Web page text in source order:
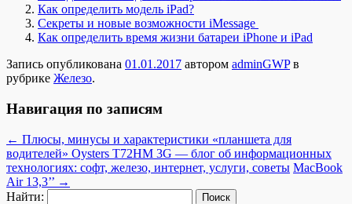
Как определить модель iPad?
Секреты и новые возможности iMessage
Как определить время жизни батареи iPhone и iPad
Запись опубликована 01.01.2017 автором adminGWPв
рубрике Железо.
Навигация по записям
← Плюсы, минусы и характеристики «планшета для
водителей» Oysters T72HM 3G — блог об информационных
технологиях: софт, железо, интернет, услуги, советы MacBook
Air 13,3’’ →
Найти: